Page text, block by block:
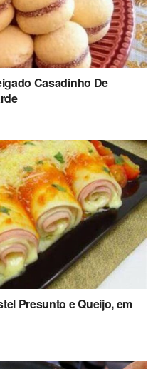
Casadinho De
Presunto e Queijo, em